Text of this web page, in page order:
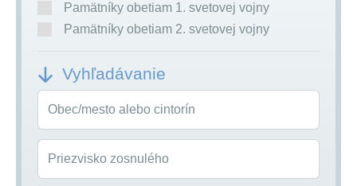
Pamätníky obetiam 1. svetovej vojny
Pamätníky obetiam 2. svetovej vojny
Vyhľadávanie
Obec/mesto alebo cintorín
Priezvisko zosnulého